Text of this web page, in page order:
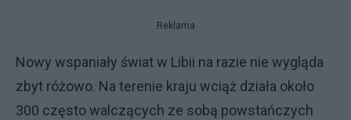
Reklama
Nowy wspaniały świat w Libii na razie nie wygląda
zbyt różowo. Na terenie kraju wciąż działa około
300 często walczących ze sobą powstańczych